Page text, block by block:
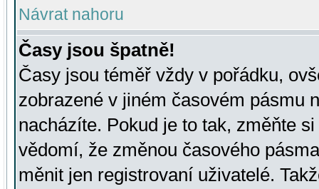
Návrat nahoru
Časy jsou špatně!
Časy jsou téměř vždy v pořádku,
zobrazené v jiném časovém pásmu
nacházíte. Pokud je to tak, změňte
vědomí, že změnou časového
měnit jen registrovaní uživatelé.